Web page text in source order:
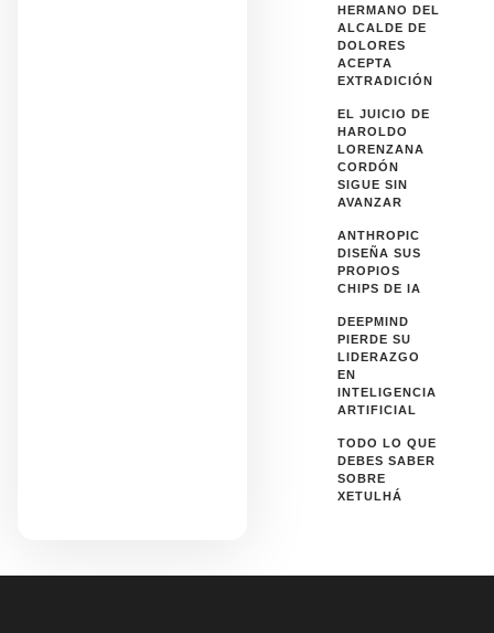
HERMANO DEL
ALCALDE DE
DOLORES
ACEPTA
EXTRADICIÓN
EL JUICIO DE
HAROLDO
LORENZANA
CORDÓN
SIGUE SIN
AVANZAR
ANTHROPIC
DISEÑA SUS
PROPIOS
CHIPS DE IA
DEEPMIND
PIERDE SU
LIDERAZGO
EN
INTELIGENCIA
ARTIFICIAL
TODO LO QUE
DEBES SABER
SOBRE
XETULHÁ